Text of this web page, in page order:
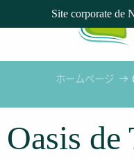
Site corporate de
ホームページ
Oasis de